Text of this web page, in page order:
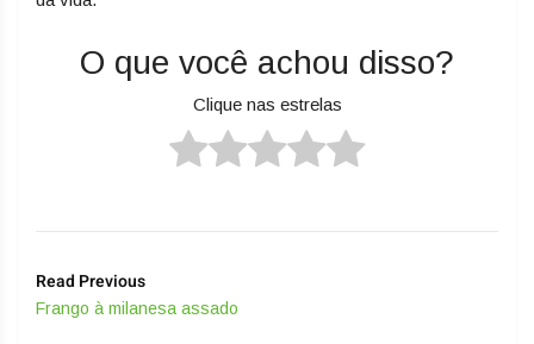
O que você achou disso?
Clique nas estrelas
Read Previous
Frango à milanesa assado